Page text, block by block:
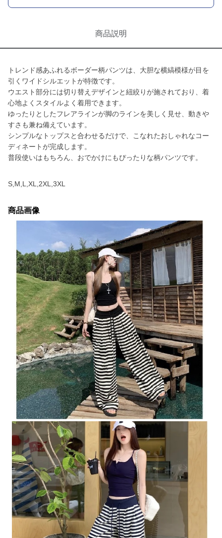
商品説明
トレンド感あふれるボーダー柄パンツは、大胆な横縞模様が目を
引くワイドシルエットが特徴です。
ウエスト部分には切り替えデザインと紐絞りが施されており、着
心地よくスタイルよく着用できます。
ゆったりとしたフレアラインが脚のラインを美しく見せ、動きや
すさも兼ね備えています。
シンプルなトップスと合わせるだけで、こなれたおしゃれなコー
ディネートが完成します。
普段使いはもちろん、おでかけにもぴったりな柄パンツです。
S,M,L,XL,2XL,3XL
商品画像